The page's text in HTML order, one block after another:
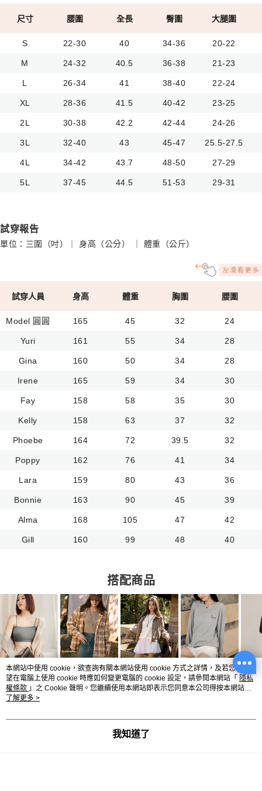
尺寸 腰圍 全長 臀圍 大腿圍
S 22-30 40 34-36 20-22
M 24-32 40.5 36-38 21-23
L 26-34 41 38-40 22-24
XL 28-36 41.5 40-42 23-25
2L 30-38 42.2 42-44 24-26
3L 32-40 43 45-47 25.5-27.5
4L 34-42 43.7 48-50 27-29
5L 37-45 44.5 51-53 29-31
試穿報告
單位：三圍（吋）｜ 身高（公分） ｜ 體重（公斤）
試穿人員 身高 體重 胸圍 腰圍
Model 圓圓 165 45 32 24
Yuri 161 55 34 28
Gina 160 50 34 28
Irene 165 59 34 30
Fay 158 58 35 30
Kelly 158 63 37 32
Phoebe 164 72 39.5 32
Poppy 162 76 41 34
Lara 159 80 43 36
Bonnie 163 90 45 39
Alma 168 105 47 42
Gill 160 99 48 40
搭配商品
本網站中使用 cookie，欲查詢有關本網站使用 cookie 方式之詳情，及若您不希
望在電腦上使用 cookie 時應如何變更電腦的 cookie 設定，請參閱本網站「 隱私
權條款 」之 Cookie 聲明。您繼續使用本網站即表示您同意本公司得按本網站使
用條款之 Cookie 聲明使用 cookie。
了解更多 >
我知道了